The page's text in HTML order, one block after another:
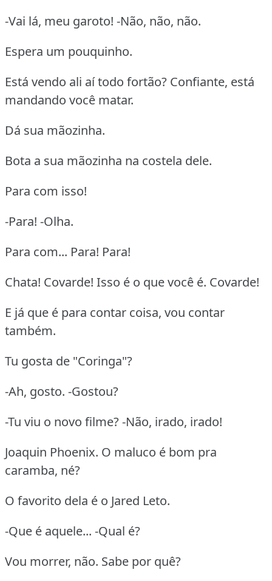
-Vai lá, meu garoto! -Não, não, não.
Espera um pouquinho.
Está vendo ali aí todo fortão? Confiante, está
mandando você matar.
Dá sua mãozinha.
Bota a sua mãozinha na costela dele.
Para com isso!
-Para! -Olha.
Para com... Para! Para!
Chata! Covarde! Isso é o que você é. Covarde!
E já que é para contar coisa, vou contar
também.
Tu gosta de "Coringa"?
-Ah, gosto. -Gostou?
-Tu viu o novo filme? -Não, irado, irado!
Joaquin Phoenix. O maluco é bom pra
caramba, né?
O favorito dela é o Jared Leto.
-Que é aquele... -Qual é?
Vou morrer, não. Sabe por quê?